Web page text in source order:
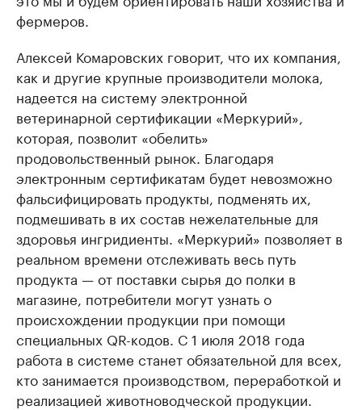
фермеров.
Алексей Комаровских говорит, что их компания,
как и другие крупные производители молока,
надеется на систему электронной
ветеринарной сертификации «Меркурий»,
которая, позволит «обелить»
продовольственный рынок. Благодаря
электронным сертификатам будет невозможно
фальсифицировать продукты, подменять их,
подмешивать в их состав нежелательные для
здоровья ингридиенты. «Меркурий» позволяет в
реальном времени отслеживать весь путь
продукта — от поставки сырья до полки в
магазине, потребители могут узнать о
происхождении продукции при помощи
специальных QR-кодов. С 1 июля 2018 года
работа в системе станет обязательной для всех,
кто занимается производством, переработкой и
реализацией животноводческой продукции.